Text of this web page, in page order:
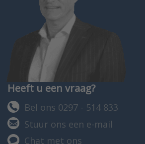
Heeft u een vraag?
Bel ons 0297 - 514 833
Stuur ons een e-mail
Chat met ons